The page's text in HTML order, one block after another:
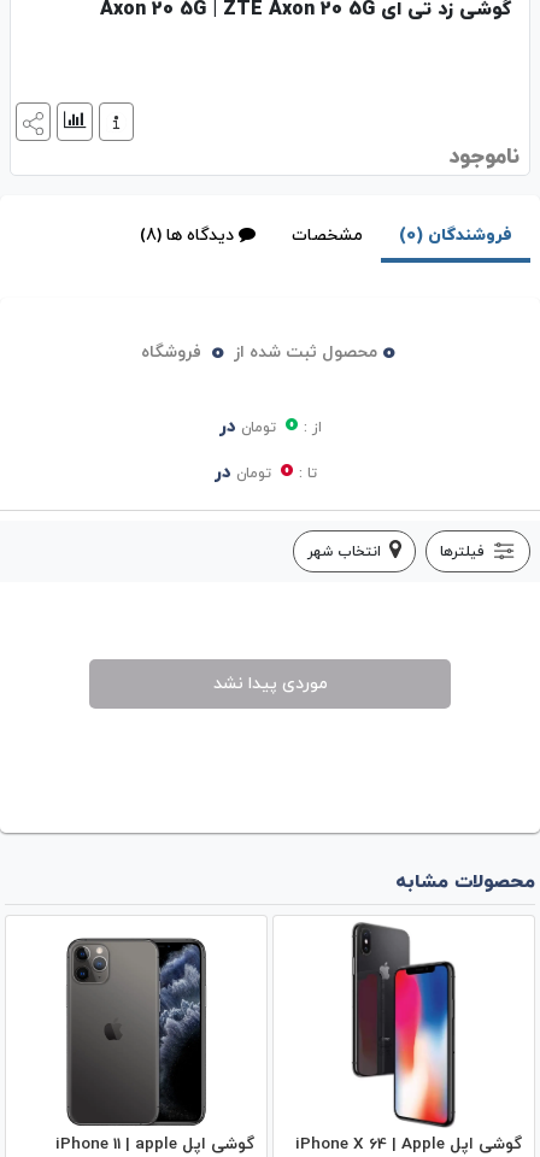
گوشی زد تی ای Axon 20 5G | ZTE Axon 20 5G
ناموجود
فروشندگان (0) مشخصات دیدگاه ها (8)
0 محصول ثبت شده از 0 فروشگاه
از : 0 تومان در
تا : 0 تومان در
فیلترها انتخاب شهر
موردی پیدا نشد
محصولات مشابه
گوشی اپل iPhone X 64 | Apple
گوشی اپل iPhone 11 | apple